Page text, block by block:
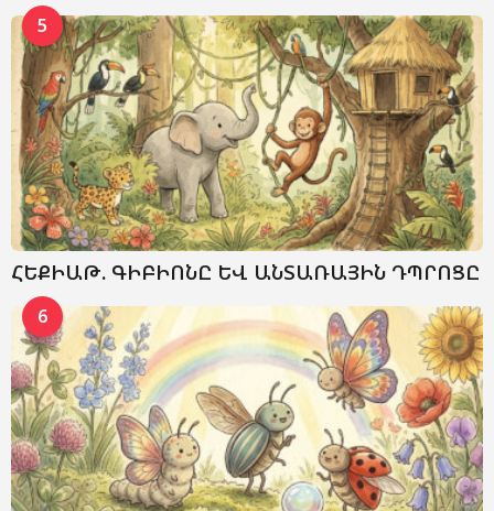
5
ՀԵՔԻԱԹ. ԳԻԲԻՈՆԸ ԵՎ ԱՆՏԱՌԱՅԻՆ ԴՊՐՈՑԸ
6